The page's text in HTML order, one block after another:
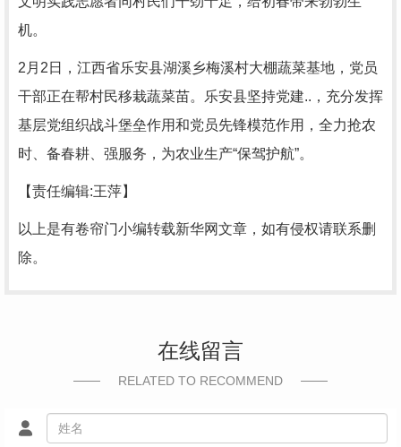
机。
2月2日，江西省乐安县湖溪乡梅溪村大棚蔬菜基地，党员
干部正在帮村民移栽蔬菜苗。乐安县坚持党建..，充分发挥
基层党组织战斗堡垒作用和党员先锋模范作用，全力抢农
时、备春耕、强服务，为农业生产“保驾护航”。
【责任编辑:王萍】
以上是有卷帘门小编转载新华网文章，如有侵权请联系删
除。
在线留言
RELATED TO RECOMMEND